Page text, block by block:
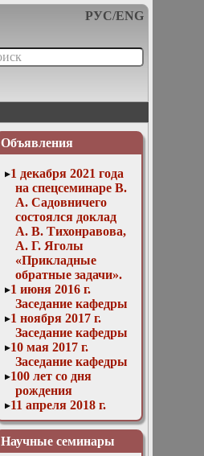
РУС/ENG
Объявления
1 декабря 2021 года
на спецсеминаре В.
А. Садовничего
состоялся доклад
А. В. Тихонравова,
А. Г. Яголы
«Прикладные
обратные задачи».
1 июня 2016 г.
Заседание кафедры
1 ноября 2017 г.
Заседание кафедры
10 мая 2017 г.
Заседание кафедры
100 лет со дня
рождения
11 апреля 2018 г.
Заседание кафедры
11 мая 2016 г.
Заседание кафедры
Научные семинары